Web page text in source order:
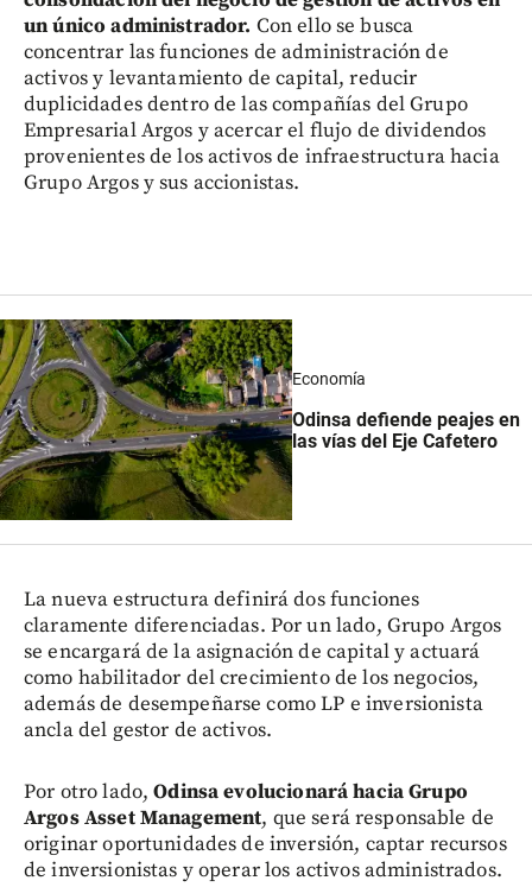
un único administrador. Con ello se busca
concentrar las funciones de administración de
activos y levantamiento de capital, reducir
duplicidades dentro de las compañías del Grupo
Empresarial Argos y acercar el flujo de dividendos
provenientes de los activos de infraestructura hacia
Grupo Argos y sus accionistas.
Economía
Odinsa defiende peajes en
las vías del Eje Cafetero
La nueva estructura definirá dos funciones
claramente diferenciadas. Por un lado, Grupo Argos
se encargará de la asignación de capital y actuará
como habilitador del crecimiento de los negocios,
además de desempeñarse como LP e inversionista
ancla del gestor de activos.
Por otro lado,Odinsa evolucionará hacia Grupo
Argos Asset Management, que será responsable de
originar oportunidades de inversión, captar recursos
de inversionistas y operar los activos administrados.